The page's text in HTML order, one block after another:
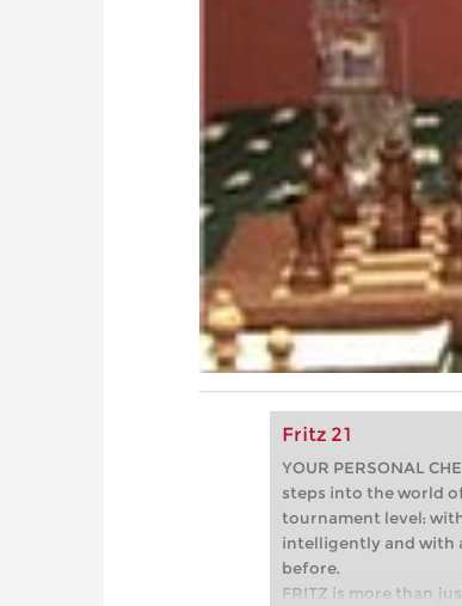
Fritz 21
YOUR PERSONAL
steps into the world
tournament level:
intelligently and with
before.
FRITZ is more than